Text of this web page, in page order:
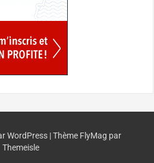
WordPress |Thème FlyMag par
Themeisle